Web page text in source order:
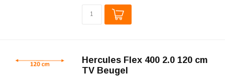
Hercules Flex 400 2.0 120 cm
TV Beugel